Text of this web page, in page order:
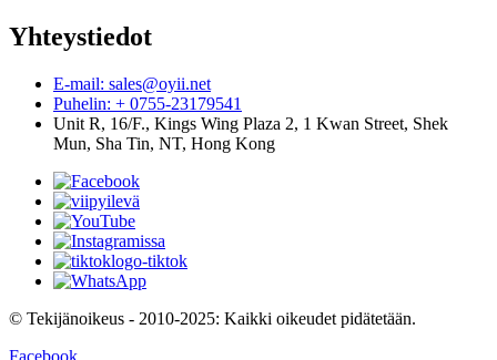
Yhteystiedot
E-mail: sales@oyii.net
Puhelin: + 0755-23179541
Unit R, 16/F., Kings Wing Plaza 2, 1 Kwan Street, Shek
Mun, Sha Tin, NT, Hong Kong
© Tekijänoikeus - 2010-2025: Kaikki oikeudet pidätetään.
Facebook